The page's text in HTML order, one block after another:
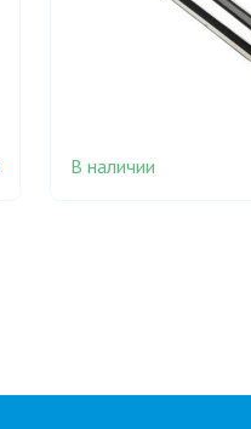
В наличии